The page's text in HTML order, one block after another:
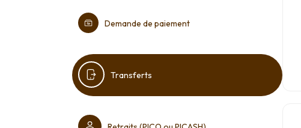
Demande de paiement
Transferts